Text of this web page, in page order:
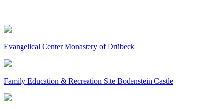
Evangelical Center Monastery of Drübeck
Family Education & Recreation Site Bodenstein Castle